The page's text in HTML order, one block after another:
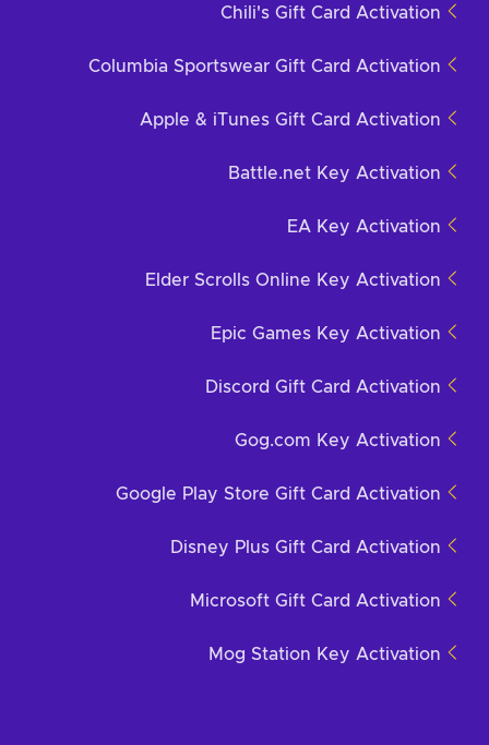
Chili's Gift Card Activation
Columbia Sportswear Gift Card Activation
Apple & iTunes Gift Card Activation
Battle.net Key Activation
EA Key Activation
Elder Scrolls Online Key Activation
Epic Games Key Activation
Discord Gift Card Activation
Gog.com Key Activation
Google Play Store Gift Card Activation
Disney Plus Gift Card Activation
Microsoft Gift Card Activation
Mog Station Key Activation